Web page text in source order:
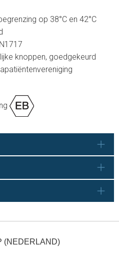
op 38°C en 42°C
knoppen, goedgekeurd
(NEDERLAND)